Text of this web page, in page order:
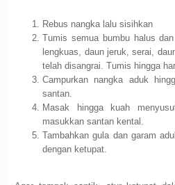
Rebus nangka lalu sisihkan
Tumis semua bumbu halus
lengkuas, daun jeruk, serai,
telah disangrai. Tumis hingga
Campurkan nangka aduk
santan.
Masak hingga kuah
masukkan santan kental.
Tambahkan gula dan garam
dengan ketupat.